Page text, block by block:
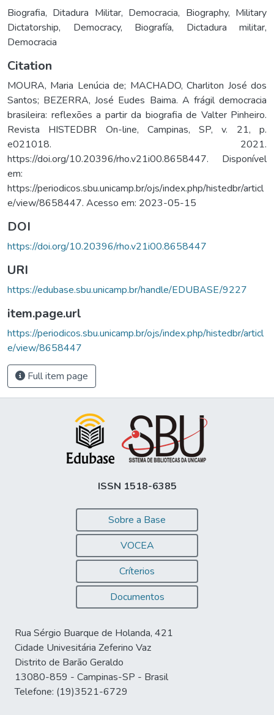
Biografia, Ditadura Militar, Democracia, Biography, Military
Dictatorship, Democracy, Biografía, Dictadura militar,
Democracia
Citation
MOURA, Maria Lenúcia de; MACHADO, Charliton José dos
Santos; BEZERRA, José Eudes Baima. A frágil democracia
brasileira: reflexões a partir da biografia de Valter Pinheiro.
Revista HISTEDBR On-line, Campinas, SP, v. 21, p.
e021018. 2021.
https://doi.org/10.20396/rho.v21i00.8658447. Disponível
em:
https://periodicos.sbu.unicamp.br/ojs/index.php/histedbr/articl
e/view/8658447. Acesso em: 2023-05-15
DOI
https://doi.org/10.20396/rho.v21i00.8658447
URI
https://edubase.sbu.unicamp.br/handle/EDUBASE/9227
item.page.url
https://periodicos.sbu.unicamp.br/ojs/index.php/histedbr/articl
e/view/8658447
Full item page
ISSN 1518-6385
Sobre a Base
VOCEA
Críterios
Documentos
Rua Sérgio Buarque de Holanda, 421
Cidade Univesitária Zeferino Vaz
Distrito de Barão Geraldo
13080-859 - Campinas-SP - Brasil
Telefone: (19)3521-6729